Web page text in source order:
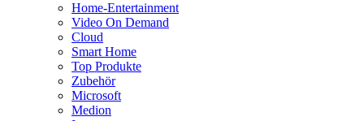
Home-Entertainment
Video On Demand
Cloud
Smart Home
Top Produkte
Zubehör
Microsoft
Medion